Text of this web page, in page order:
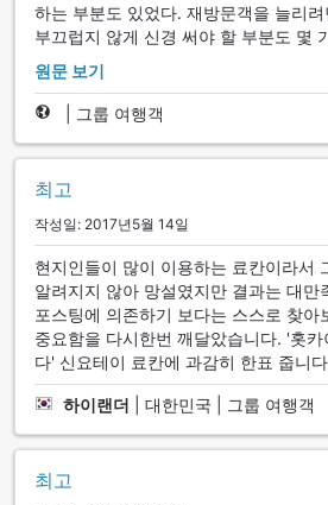
하는 부분도 있었다. 재방문객을 늘리
부끄럽지 않게 신경 써야 할 부분도 몇
원문 보기
그룹 여행객
최고
작성일: 2017년5월 14일
현지인들이 많이 이용하는 료칸이라서
알려지지 않아 망설였지만 결과는 대만
포스팅에 의존하기 보다는 스스로 찾아
중요함을 다시한번 깨달았습니다. '홋
다' 신요테이 료칸에 과감히 한표 줍니
하이랜더 대한민국 | 그룹 여행객
최고